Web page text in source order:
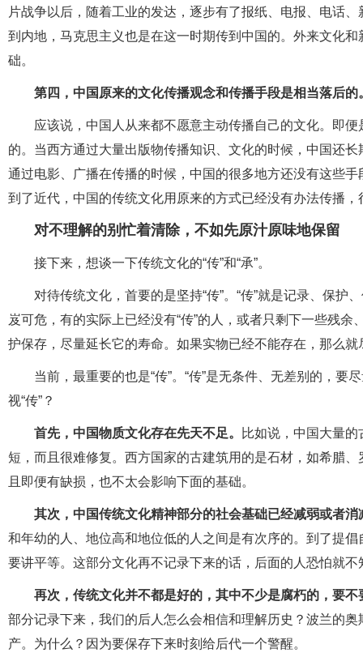
片战争以后，随着工业的发达，逐步有了报纸、电报、电话
到内地，马克思主义也是在这一时期传到中国的。外来文化
础。
第四，中国原来的文化传播观念和传播手段是相当落后的
应该说，中国人从来都不愿意主动传播自己的文化。即
的。当西方通过大量出版物传播知识、文化的时候，中国还
通过电影、广播在传播的时候，中国的很多地方还没有这些
到了近代，中国的传统文化用原来的方式已经没有办法传播
对不理解的别忙着清除，不如先原汁原味地保留
接下来，想谈一下传统文化的“传”和“承”。
对待传统文化，首要的是坚持“传”。“传”就是记录、保
岌可危，有的实际上已经没有“传”的人，或者只剩下一些残
护保存，尽量延长它的寿命。如果实物已经不能存在，那么
当前，最重要的也是“传”。“传”是无条件、无差别的，
视“传”？
首先，中国物质文化存在先天不足。
比如说，中国大量
短，而且很难修复。西方国家的古建筑用的是石材，如希腊
且即便有缺损，也不太会影响下面的基础。
其次，中国传统文化精神部分的社会基础已经减弱或者消
和年幼的人、地位高和地位低的人之间是有次序的。到了提
要讲平等。这部分文化再不记录下来的话，后面的人恐怕就不
再次，传统文化并不都是好的，其中不少是腐朽的，要不
部分记录下来，我们的后人怎么会相信和理解历史？波兰的
产。为什么？因为要保存下来时刻给后代一个警醒。